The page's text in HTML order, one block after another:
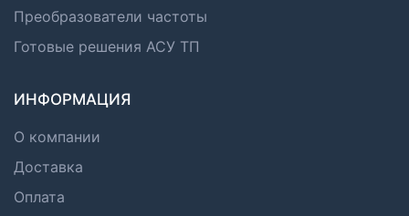
Преобразователи частоты
Готовые решения АСУ ТП
ИНФОРМАЦИЯ
О компании
Доставка
Оплата